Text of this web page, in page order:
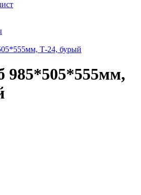
Т-24, бурый
985*505*555мм,